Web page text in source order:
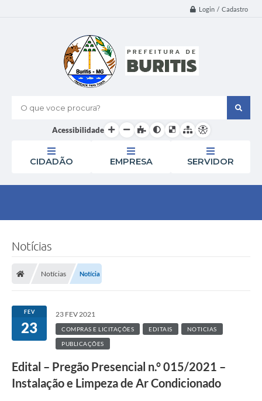
Login / Cadastro
O que voce procura?
Acessibilidade
CIDADÃO EMPRESA SERVIDOR
Notícias
Notícias Notícia
FEV
23
23 FEV 2021
COMPRAS E LICITAÇÕES EDITAIS NOTICIAS
PUBLICAÇÕES
Edital – Pregão Presencial n.° 015/2021 –
Instalação e Limpeza de Ar Condicionado